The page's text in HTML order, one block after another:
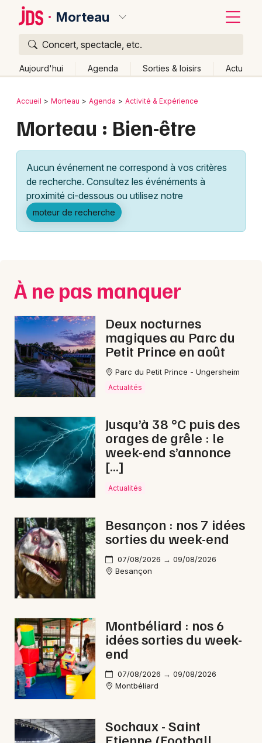
Morteau
Concert, spectacle, etc.
Aujourd'hui Agenda Sorties & loisirs Actu
Publier un événement
Grands événements
Activité & Expérience
Manifestations
Spectacles
Concerts
Sports
Soirées
Sorties famille
Expos
Sorties & loisirs
Bien-être dans le Doubs
Bien-être en Bourgogne-Franche-Comté
Artistes en tournée
Actus à Morteau
Magazine à Morteau
Bordeaux
Lille
Lyon
Marseille
Nantes
Nice
Paris
Strasbourg
Toulouse
Retour
Accueil Morteau Agenda Activité & Expérience
Morteau : Bien-être
Aucun événement ne correspond à vos critères
de recherche. Consultez les événéments à
proximité ci-dessous ou utilisez notre
moteur de recherche
À ne pas manquer
Deux nocturnes
magiques au Parc du
Petit Prince en août
Parc du Petit Prince - Ungersheim
Actualités
Jusqu’à 38 °C puis des
orages de grêle : le
week-end s’annonce
[…]
Actualités
Besançon : nos 7 idées
sorties du week-end
07/08/2026 → 09/08/2026
Besançon
Montbéliard : nos 6
idées sorties du week-
end
07/08/2026 → 09/08/2026
Montbéliard
Sochaux - Saint
Quoi ?
Où ?
Partout
Près de moi Changer de lieu
Quand ?
Ce week-end